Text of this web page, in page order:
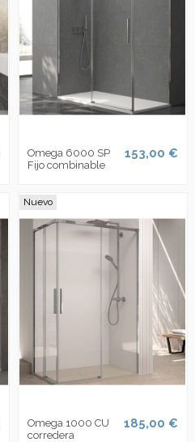
Omega 6000 SP
Fijo combinable
153,00 €
Nuevo
Omega 1000 CU
corredera
185,00 €